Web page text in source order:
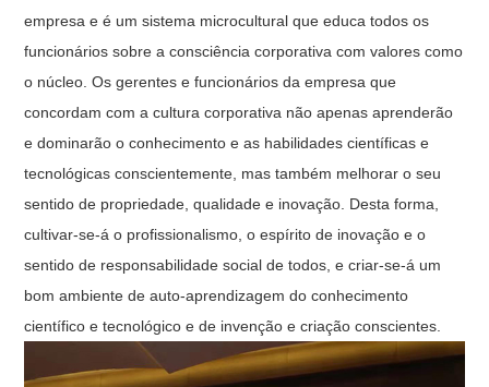
empresa e é um sistema microcultural que educa todos os
funcionários sobre a consciência corporativa com valores como
o núcleo. Os gerentes e funcionários da empresa que
concordam com a cultura corporativa não apenas aprenderão
e dominarão o conhecimento e as habilidades científicas e
tecnológicas conscientemente, mas também melhorar o seu
sentido de propriedade, qualidade e inovação. Desta forma,
cultivar-se-á o profissionalismo, o espírito de inovação e o
sentido de responsabilidade social de todos, e criar-se-á um
bom ambiente de auto-aprendizagem do conhecimento
científico e tecnológico e de invenção e criação conscientes.